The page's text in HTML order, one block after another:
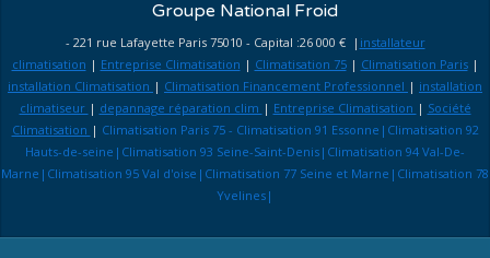
Groupe National Froid
- 221 rue Lafayette Paris 75010 - Capital :26 000 € | installateur
climatisation | Entreprise Climatisation | Climatisation 75| Climatisation Paris|
installation Climatisation | Climatisation Financement Professionnel | installation
climatiseur | depannage réparation clim | Entreprise Climatisation | Société
Climatisation | Climatisation Paris 75 - Climatisation 91 Essonne|Climatisation 92
Hauts-de-seine|Climatisation 93 Seine-Saint-Denis|Climatisation 94 Val-De-
Marne|Climatisation 95 Val d'oise|Climatisation 77 Seine et Marne|Climatisation 78
Yvelines|